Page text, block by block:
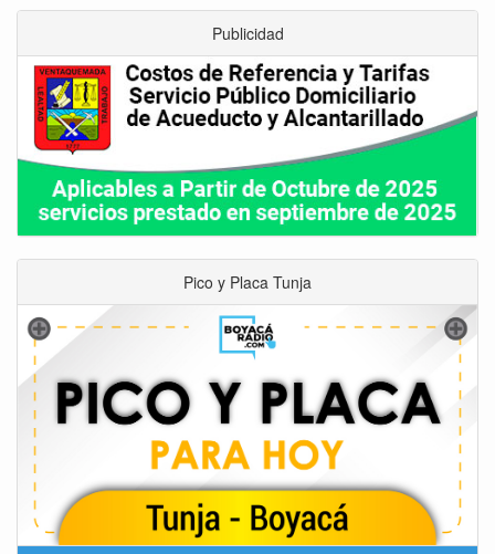
Publicidad
Pico y Placa Tunja